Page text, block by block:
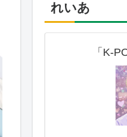
れいあ
「K-